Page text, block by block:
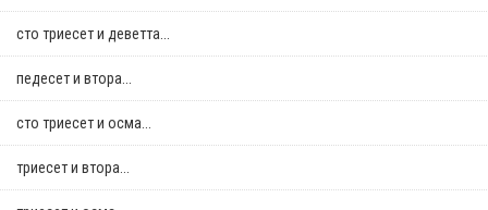
сто триесет и деветта...
педесет и втора...
сто триесет и осма...
триесет и втора...